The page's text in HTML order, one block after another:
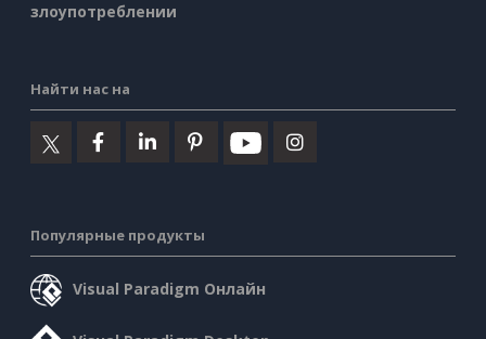
злоупотреблении
Найти нас на
Популярные продукты
Visual Paradigm Онлайн